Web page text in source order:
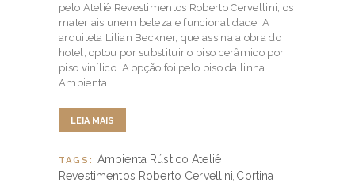
pelo Ateliê Revestimentos Roberto Cervellini, os
materiais unem beleza e funcionalidade. A
arquiteta Lilian Beckner, que assina a obra do
hotel, optou por substituir o piso cerâmico por
piso vinílico. A opção foi pelo piso da linha
Ambienta…
LEIA MAIS
TAGS: Ambienta Rústico ,Ateliê
Revestimentos Roberto Cervellini Cortina